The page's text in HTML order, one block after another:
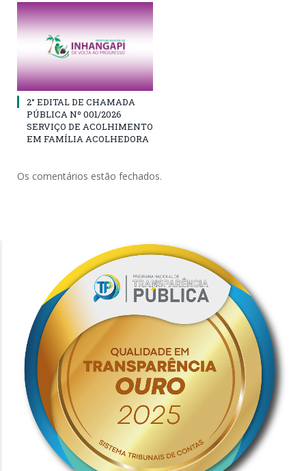
2° EDITAL DE CHAMADA
PÚBLICA Nº 001/2026
SERVIÇO DE ACOLHIMENTO
EM FAMÍLIA ACOLHEDORA
Os comentários estão fechados.